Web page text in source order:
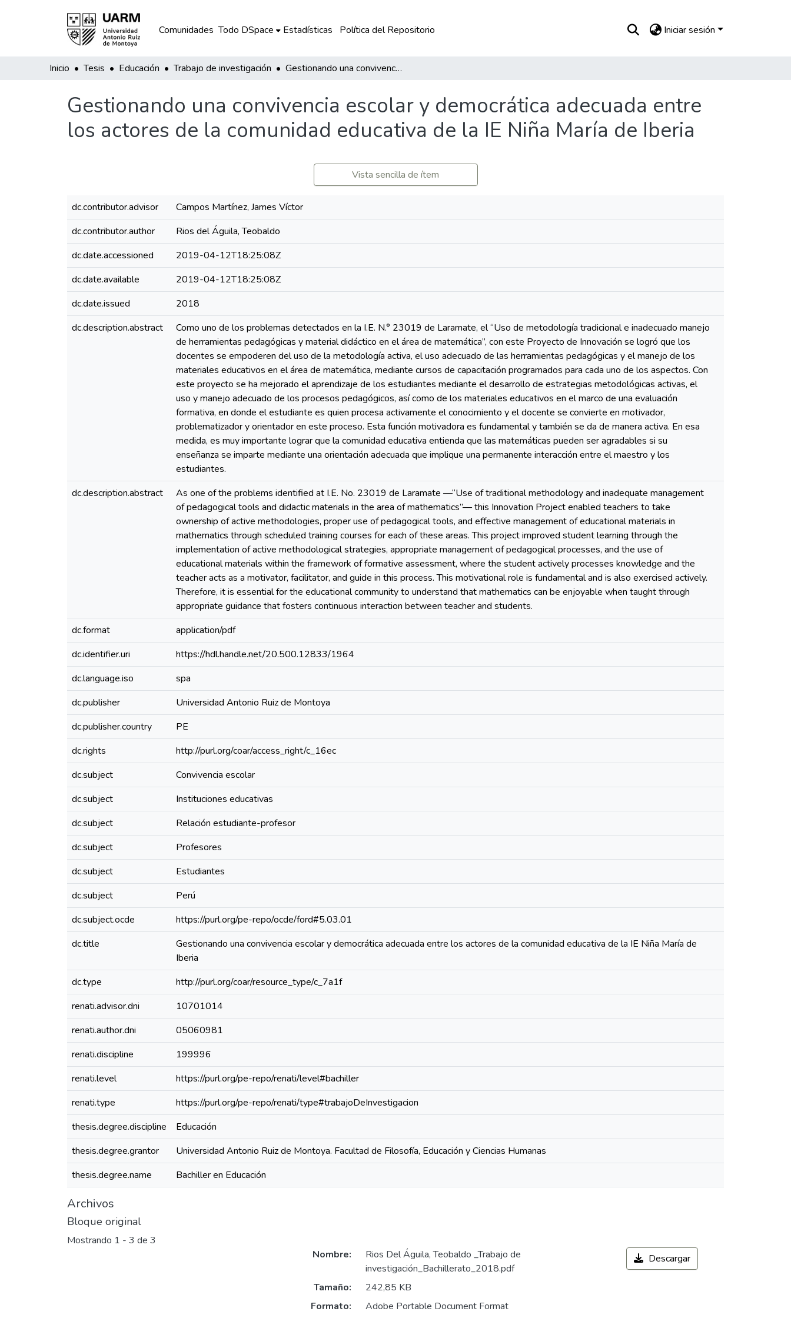
Comunidades Todo DSpace Estadísticas Política del Repositorio Iniciar sesión
Inicio Tesis Educación Trabajo de investigación Gestionando una convivencia escolar y democrática adecuada entre los actores de la comunidad educativa de la IE Niña María de Iberia
Gestionando una convivencia escolar y democrática adecuada entre
los actores de la comunidad educativa de la IE Niña María de Iberia
Vista sencilla de ítem
dc.contributor.advisor
Campos Martínez, James Víctor
dc.contributor.author
Rios del Águila, Teobaldo
dc.date.accessioned
2019-04-12T18:25:08Z
dc.date.available
2019-04-12T18:25:08Z
dc.date.issued
2018
dc.description.abstract
Como uno de los problemas detectados en la I.E. N.° 23019 de Laramate, el “Uso de metodología tradicional e inadecuado manejo
de herramientas pedagógicas y material didáctico en el área de matemática”, con este Proyecto de Innovación se logró que los
docentes se empoderen del uso de la metodología activa, el uso adecuado de las herramientas pedagógicas y el manejo de los
materiales educativos en el área de matemática, mediante cursos de capacitación programados para cada uno de los aspectos. Con
este proyecto se ha mejorado el aprendizaje de los estudiantes mediante el desarrollo de estrategias metodológicas activas, el
uso y manejo adecuado de los procesos pedagógicos, así como de los materiales educativos en el marco de una evaluación
formativa, en donde el estudiante es quien procesa activamente el conocimiento y el docente se convierte en motivador,
problematizador y orientador en este proceso. Esta función motivadora es fundamental y también se da de manera activa. En esa
medida, es muy importante lograr que la comunidad educativa entienda que las matemáticas pueden ser agradables si su
enseñanza se imparte mediante una orientación adecuada que implique una permanente interacción entre el maestro y los
estudiantes.
dc.description.abstract
As one of the problems identified at I.E. No. 23019 de Laramate —“Use of traditional methodology and inadequate management
of pedagogical tools and didactic materials in the area of mathematics”— this Innovation Project enabled teachers to take
ownership of active methodologies, proper use of pedagogical tools, and effective management of educational materials in
mathematics through scheduled training courses for each of these areas. This project improved student learning through the
implementation of active methodological strategies, appropriate management of pedagogical processes, and the use of
educational materials within the framework of formative assessment, where the student actively processes knowledge and the
teacher acts as a motivator, facilitator, and guide in this process. This motivational role is fundamental and is also exercised actively.
Therefore, it is essential for the educational community to understand that mathematics can be enjoyable when taught through
appropriate guidance that fosters continuous interaction between teacher and students.
dc.format
application/pdf
dc.identifier.uri
https://hdl.handle.net/20.500.12833/1964
dc.language.iso
spa
dc.publisher
Universidad Antonio Ruiz de Montoya
dc.publisher.country
PE
dc.rights
http://purl.org/coar/access_right/c_16ec
dc.subject
Convivencia escolar
dc.subject
Instituciones educativas
dc.subject
Relación estudiante-profesor
dc.subject
Profesores
dc.subject
Estudiantes
dc.subject
Perú
dc.subject.ocde
https://purl.org/pe-repo/ocde/ford#5.03.01
dc.title
Gestionando una convivencia escolar y democrática adecuada entre los actores de la comunidad educativa de la IE Niña María de
Iberia
dc.type
http://purl.org/coar/resource_type/c_7a1f
renati.advisor.dni
10701014
renati.author.dni
05060981
renati.discipline
199996
renati.level
https://purl.org/pe-repo/renati/level#bachiller
renati.type
https://purl.org/pe-repo/renati/type#trabajoDeInvestigacion
thesis.degree.discipline
Educación
thesis.degree.grantor
Universidad Antonio Ruiz de Montoya. Facultad de Filosofía, Educación y Ciencias Humanas
thesis.degree.name
Bachiller en Educación
Archivos
Bloque original
Mostrando 1 - 3 de 3
Nombre:
Rios Del Águila, Teobaldo _Trabajo de
investigación_Bachillerato_2018.pdf
Tamaño:
242,85 KB
Formato:
Adobe Portable Document Format
Descargar